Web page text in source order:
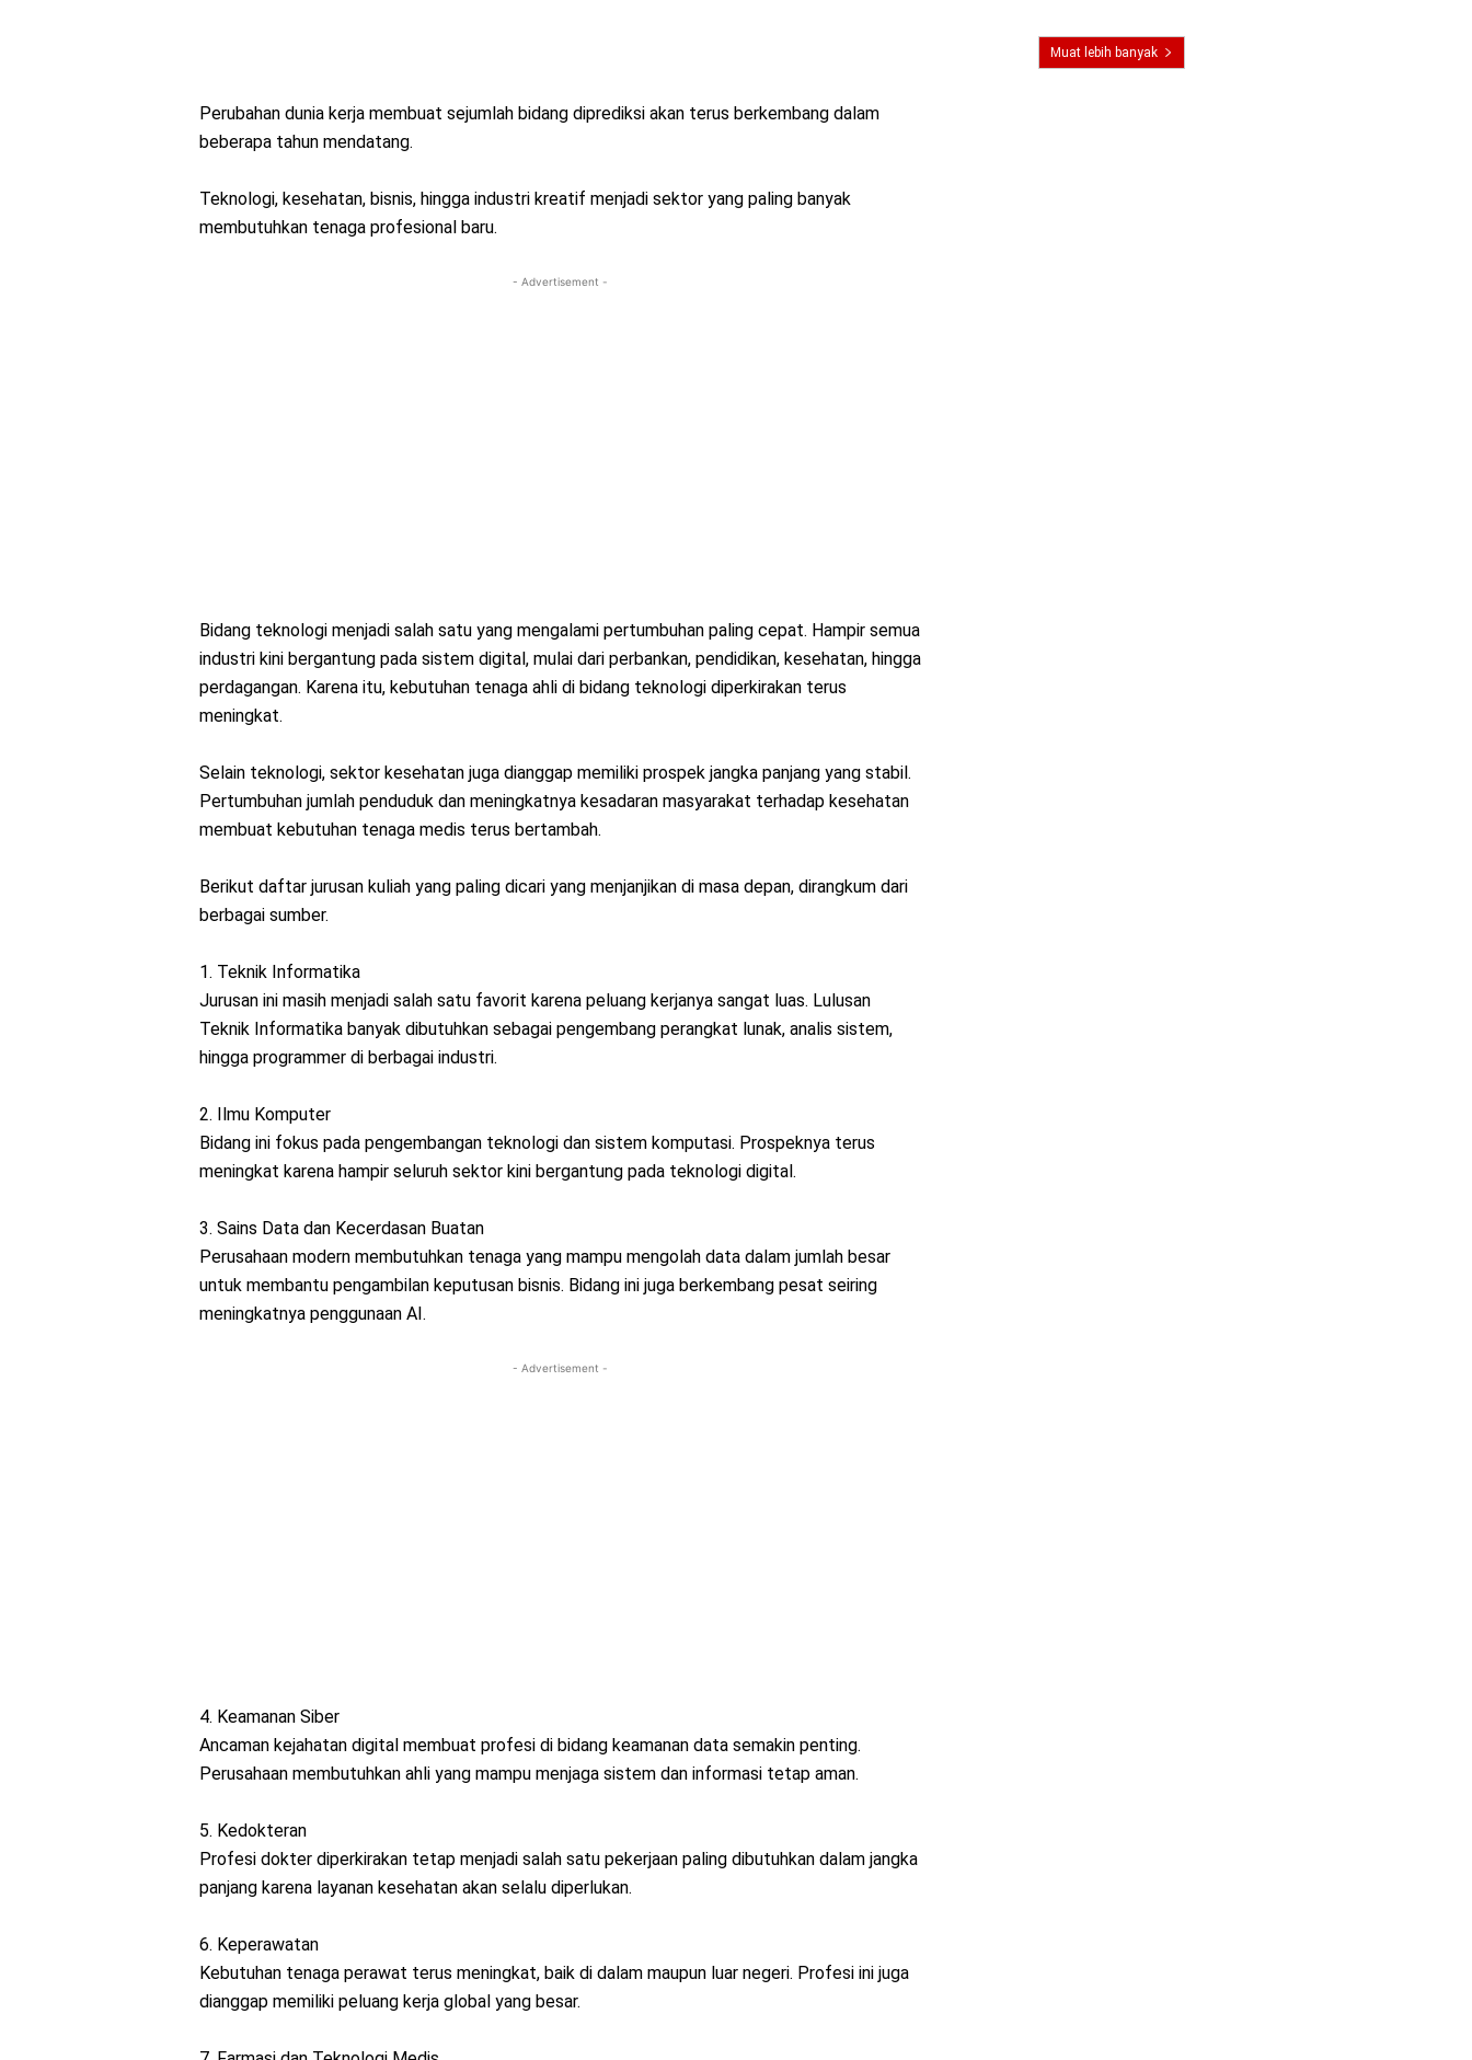
Perubahan dunia kerja membuat sejumlah bidang diprediksi akan terus berkembang dalam
beberapa tahun mendatang.
Teknologi, kesehatan, bisnis, hingga industri kreatif menjadi sektor yang paling banyak
membutuhkan tenaga profesional baru.
- Advertisement -
Bidang teknologi menjadi salah satu yang mengalami pertumbuhan paling cepat. Hampir semua
industri kini bergantung pada sistem digital, mulai dari perbankan, pendidikan, kesehatan, hingga
perdagangan. Karena itu, kebutuhan tenaga ahli di bidang teknologi diperkirakan terus
meningkat.
Selain teknologi, sektor kesehatan juga dianggap memiliki prospek jangka panjang yang stabil.
Pertumbuhan jumlah penduduk dan meningkatnya kesadaran masyarakat terhadap kesehatan
membuat kebutuhan tenaga medis terus bertambah.
Berikut daftar jurusan kuliah yang paling dicari yang menjanjikan di masa depan, dirangkum dari
berbagai sumber.
1. Teknik Informatika
Jurusan ini masih menjadi salah satu favorit karena peluang kerjanya sangat luas. Lulusan
Teknik Informatika banyak dibutuhkan sebagai pengembang perangkat lunak, analis sistem,
hingga programmer di berbagai industri.
2. Ilmu Komputer
Bidang ini fokus pada pengembangan teknologi dan sistem komputasi. Prospeknya terus
meningkat karena hampir seluruh sektor kini bergantung pada teknologi digital.
3. Sains Data dan Kecerdasan Buatan
Perusahaan modern membutuhkan tenaga yang mampu mengolah data dalam jumlah besar
untuk membantu pengambilan keputusan bisnis. Bidang ini juga berkembang pesat seiring
meningkatnya penggunaan AI.
- Advertisement -
4. Keamanan Siber
Ancaman kejahatan digital membuat profesi di bidang keamanan data semakin penting.
Perusahaan membutuhkan ahli yang mampu menjaga sistem dan informasi tetap aman.
5. Kedokteran
Profesi dokter diperkirakan tetap menjadi salah satu pekerjaan paling dibutuhkan dalam jangka
panjang karena layanan kesehatan akan selalu diperlukan.
6. Keperawatan
Kebutuhan tenaga perawat terus meningkat, baik di dalam maupun luar negeri. Profesi ini juga
dianggap memiliki peluang kerja global yang besar.
Muat lebih banyak